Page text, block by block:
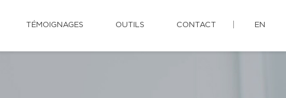
TÉMOIGNAGES OUTILS CONTACT EN